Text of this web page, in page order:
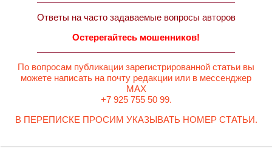
Ответы на часто задаваемые вопросы авторов
Остерегайтесь мошенников!
По вопросам публикации зарегистрированной статьи вы
можете написать на почту редакции или в мессенджер
MAX
+7 925 755 50 99.
В ПЕРЕПИСКЕ ПРОСИМ УКАЗЫВАТЬ НОМЕР СТАТЬИ.